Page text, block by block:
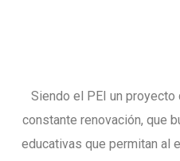
Siendo el PEI un
constante renovación, que
educativas que permitan al